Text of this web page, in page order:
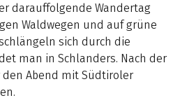
darauffolgende Wandertag
Waldwegen und auf grüne
sich durch die
man in Schlanders. Nach der
den Abend mit Südtiroler